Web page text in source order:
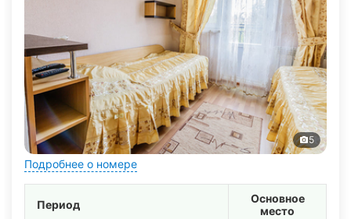
На территории «Пятигорья» есть теннисный корт, мини-
футбольное поле. Вечерний отдых — это кино, конные
прогулки, настольные игры, тематические вечера,
дискотеки с диджеем и караоке. Для маленьких гостей
организована уличная площадка, игровая комната с
профессиональными воспитателями и аниматорами, а
также аренда детских велосипедов и других удобств на
ресепшене.
5
Подробнее о номере
Период
Основное
место